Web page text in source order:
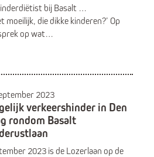
bij Basalt …
moeilijk, die dikke kinderen?’ Op
op wat…
2023
verkeershinder in Den
rondom Basalt
2023 is de Lozerlaan op de